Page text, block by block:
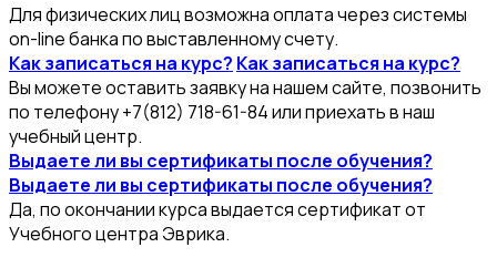
Для физических лиц возможна оплата через системы
on-line банка по выставленному счету.
Как записаться на курс? Как записаться на курс?
Вы можете оставить заявку на нашем сайте, позвонить
по телефону +7(812) 718-61-84 или приехать в наш
учебный центр.
Выдаете ли вы сертификаты после обучения?
Выдаете ли вы сертификаты после обучения?
Да, по окончании курса выдается сертификат от
Учебного центра Эврика.